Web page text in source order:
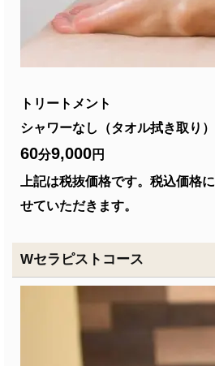
トリートメント
シャワーなし（タオル拭き取り）
60分9,000円
上記は税抜価格です。税込価格に
せていただきます。
Wセラピストコース